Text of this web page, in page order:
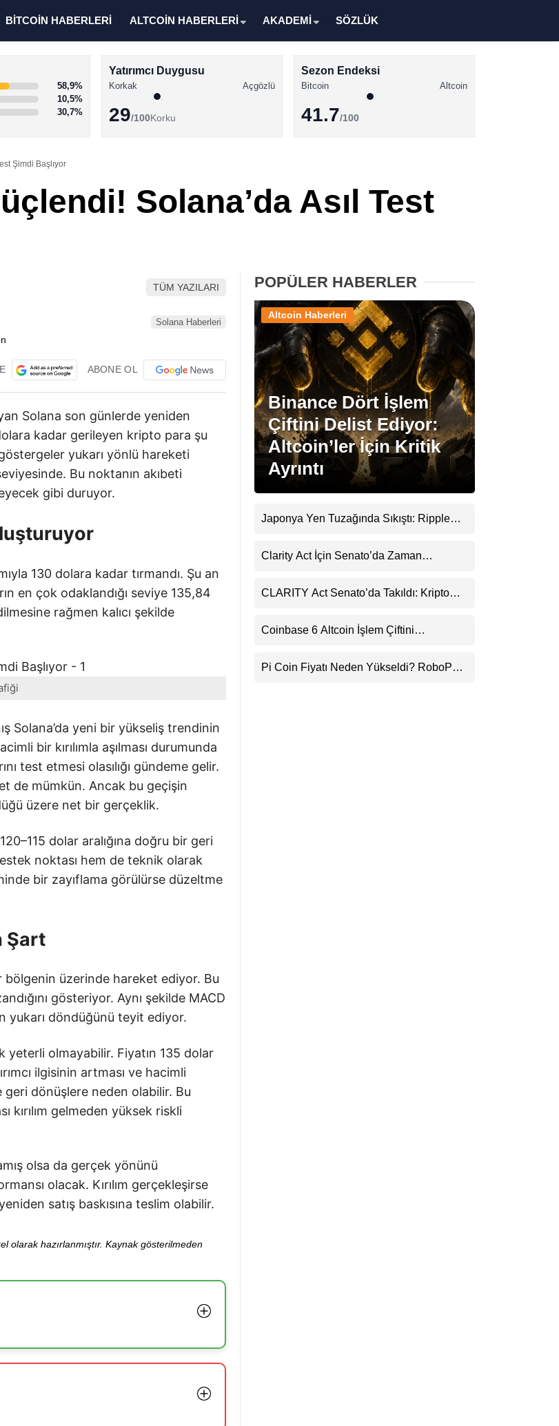
Altcoin Haberleri
XRP Haberleri
Memecoin Haberleri
Stablecoin Haberleri
Facebook
Instagram
Telegram
BİTCOİN HABERLERİ ALTCOİN HABERLERİ AKADEMİ SÖZLÜK
58,9%
10,5%
30,7%
Yatırımcı Duygusu
Korkak Açgözlü
29/100Korku
Sezon Endeksi
Bitcoin Altcoin
41.7/100
Şimdi Başlıyor
Solana’da Asıl Test
TÜM YAZILARI
Solana Haberleri
ABONE OL
Solana son günlerde yeniden
kadar gerileyen kripto para şu
yukarı yönlü hareketi
Bu noktanın akıbeti
gibi duruyor.
130 dolara kadar tırmandı. Şu an
en çok odaklandığı seviye 135,84
rağmen kalıcı şekilde
Solana’da yeni bir yükseliş trendinin
bir kırılımla aşılması durumunda
test etmesi olasılığı gündeme gelir.
de mümkün. Ancak bu geçişin
üzere net bir gerçeklik.
dolar aralığına doğru bir geri
noktası hem de teknik olarak
bir zayıflama görülürse düzeltme
Şart
bölgenin üzerinde hareket ediyor. Bu
gösteriyor. Aynı şekilde MACD
yukarı döndüğünü teyit ediyor.
olmayabilir. Fiyatın 135 dolar
ilgisinin artması ve hacimli
geri dönüşlere neden olabilir. Bu
kırılım gelmeden yüksek riskli
olsa da gerçek yönünü
olacak. Kırılım gerçekleşirse
satış baskısına teslim olabilir.
olarak hazırlanmıştır. Kaynak gösterilmeden
POPÜLER HABERLER
Binance Dört İşlem
Çiftini Delist Ediyor:
Altcoin’ler İçin Kritik
Ayrıntı
Altcoin Haberleri
Japonya Yen Tuzağında Sıkıştı: Ripple
Clarity Act İçin Senato’da Zaman
CLARITY Act Senato’da Takıldı: Kripto
Coinbase 6 Altcoin İşlem Çiftini
Pi Coin Fiyatı Neden Yükseldi? RoboPay